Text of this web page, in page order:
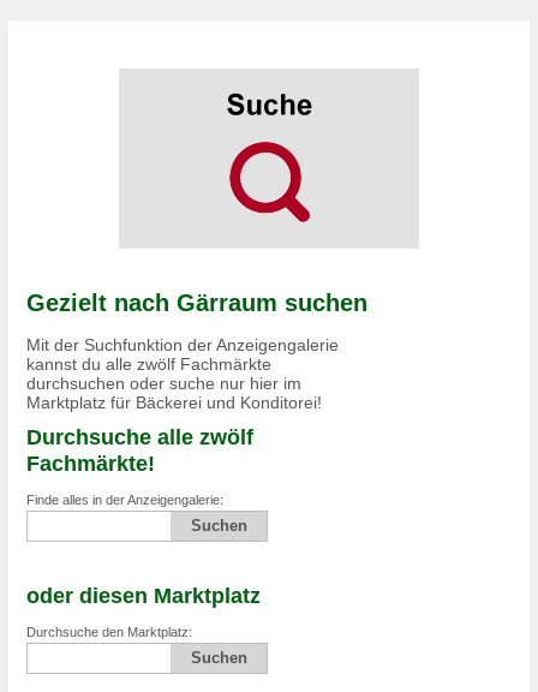
Gezielt nach Gärraum suchen
Mit der Suchfunktion der Anzeigengalerie
kannst du alle zwölf Fachmärkte
durchsuchen oder suche nur hier im
Marktplatz für Bäckerei und Konditorei!
Durchsuche alle zwölf
Fachmärkte!
Finde alles in der Anzeigengalerie:
oder diesen Marktplatz
Durchsuche den Marktplatz: